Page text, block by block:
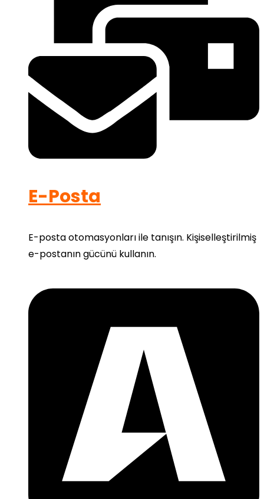
E-Posta
E-posta otomasyonları ile tanışın. Kişiselleştirilmiş
e-postanın gücünü kullanın.